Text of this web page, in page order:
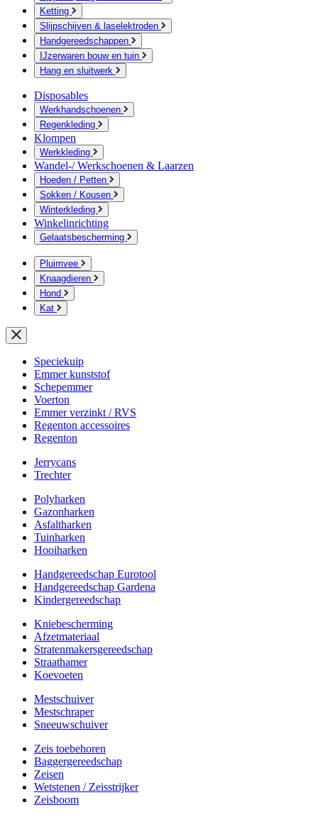
Ketting
Slijpschijven & laselektroden
Handgereedschappen
IJzerwaren bouw en tuin
Hang en sluitwerk
Disposables
Werkhandschoenen
Regenkleding
Klompen
Werkkleding
Wandel-/ Werkschoenen & Laarzen
Hoeden / Petten
Sokken / Kousen
Winterkleding
Winkelinrichting
Gelaatsbescherming
Pluimvee
Knaagdieren
Hond
Kat
Speciekuip
Emmer kunststof
Schepemmer
Voerton
Emmer verzinkt / RVS
Regenton accessoires
Regenton
Jerrycans
Trechter
Polyharken
Gazonharken
Asfaltharken
Tuinharken
Hooiharken
Handgereedschap Eurotool
Handgereedschap Gardena
Kindergereedschap
Kniebescherming
Afzetmateriaal
Stratenmakersgereedschap
Straathamer
Koevoeten
Mestschuiver
Mestschraper
Sneeuwschuiver
Zeis toebehoren
Baggergereedschap
Zeisen
Wetstenen / Zeisstrijker
Zeisboom